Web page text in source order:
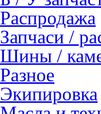
Распродажа
Запчаси /
Шины /
Разное
Экипировка